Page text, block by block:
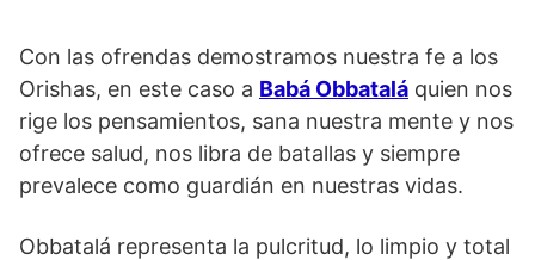
Con las ofrendas demostramos nuestra fe a los
Orishas, en este caso a Babá Obbatalá quien nos
rige los pensamientos, sana nuestra mente y nos
ofrece salud, nos libra de batallas y siempre
prevalece como guardián en nuestras vidas.
Obbatalá representa la pulcritud, lo limpio y total